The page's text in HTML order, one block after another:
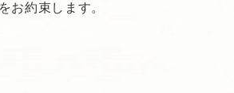
お約束します。